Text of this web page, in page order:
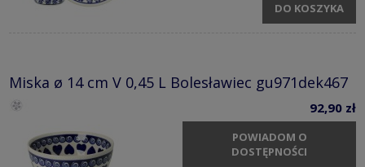
DO KOSZYKA
Miska ø 14 cm V 0,45 L Bolesławiec gu971dek467
92,90 zł
POWIADOM O
DOSTĘPNOŚCI